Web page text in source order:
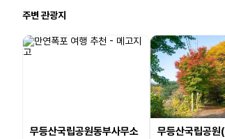
주변 관광지
무등산국립공원동부사무소 무등산국립공원